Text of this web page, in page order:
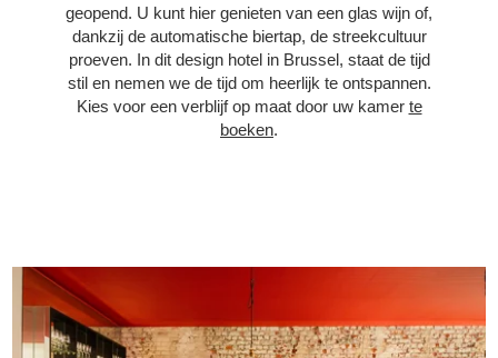
geopend. U kunt hier genieten van een glas wijn of,
dankzij de automatische biertap, de streekcultuur
proeven. In dit design hotel in Brussel, staat de tijd
stil en nemen we de tijd om heerlijk te ontspannen.
Kies voor een verblijf op maat door uw kamer te
boeken.